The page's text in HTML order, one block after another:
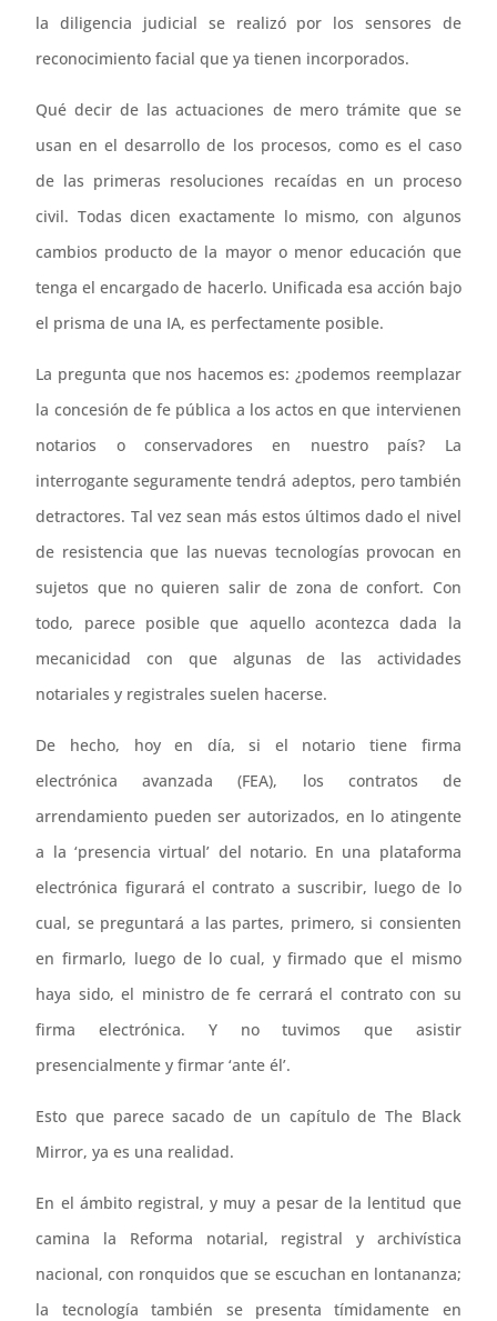
la diligencia judicial se realizó por los sensores de
reconocimiento facial que ya tienen incorporados.
Qué decir de las actuaciones de mero trámite que se
usan en el desarrollo de los procesos, como es el caso
de las primeras resoluciones recaídas en un proceso
civil. Todas dicen exactamente lo mismo, con algunos
cambios producto de la mayor o menor educación que
tenga el encargado de hacerlo. Unificada esa acción bajo
el prisma de una IA, es perfectamente posible.
La pregunta que nos hacemos es: ¿podemos reemplazar
la concesión de fe pública a los actos en que intervienen
notarios o conservadores en nuestro país? La
interrogante seguramente tendrá adeptos, pero también
detractores. Tal vez sean más estos últimos dado el nivel
de resistencia que las nuevas tecnologías provocan en
sujetos que no quieren salir de zona de confort. Con
todo, parece posible que aquello acontezca dada la
mecanicidad con que algunas de las actividades
notariales y registrales suelen hacerse.
De hecho, hoy en día, si el notario tiene firma
electrónica avanzada (FEA), los contratos de
arrendamiento pueden ser autorizados, en lo atingente
a la ‘presencia virtual’ del notario. En una plataforma
electrónica figurará el contrato a suscribir, luego de lo
cual, se preguntará a las partes, primero, si consienten
en firmarlo, luego de lo cual, y firmado que el mismo
haya sido, el ministro de fe cerrará el contrato con su
firma electrónica. Y no tuvimos que asistir
presencialmente y firmar ‘ante él’.
Esto que parece sacado de un capítulo de The Black
Mirror, ya es una realidad.
En el ámbito registral, y muy a pesar de la lentitud que
camina la Reforma notarial, registral y archivística
nacional, con ronquidos que se escuchan en lontananza;
la tecnología también se presenta tímidamente en